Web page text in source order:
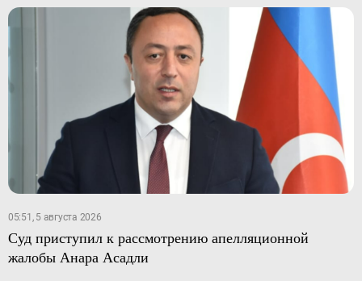
05:51, 5 августа 2026
Суд приступил к рассмотрению апелляционной
жалобы Анара Асадли